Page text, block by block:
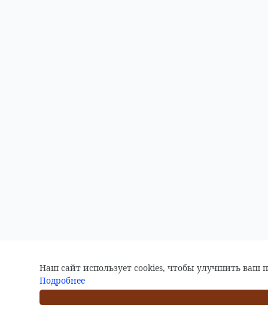
Наш сайт использует cookies, чтобы улучшить ваш
Подробнее